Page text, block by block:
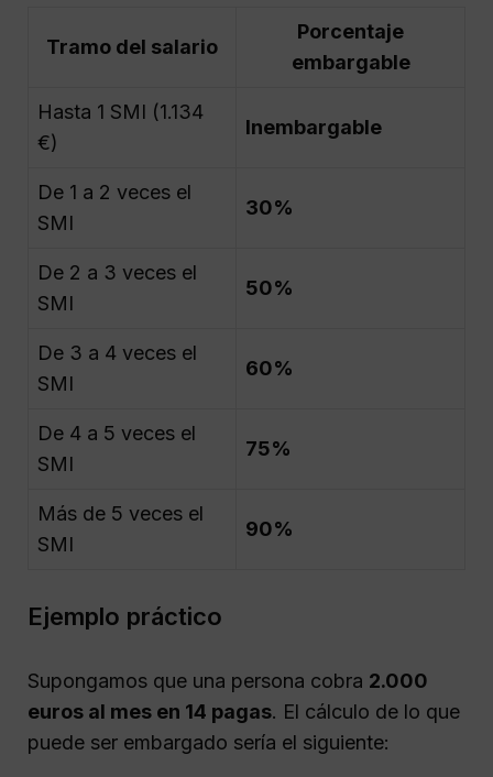
Tramo del salario
Porcentaje
embargable
Hasta 1 SMI (1.134
€)
Inembargable
De 1 a 2 veces el
SMI
30%
De 2 a 3 veces el
SMI
50%
De 3 a 4 veces el
SMI
60%
De 4 a 5 veces el
SMI
75%
Más de 5 veces el
SMI
90%
Ejemplo práctico
Supongamos que una persona cobra 2.000
euros al mes en 14 pagas. El cálculo de lo que
puede ser embargado sería el siguiente: